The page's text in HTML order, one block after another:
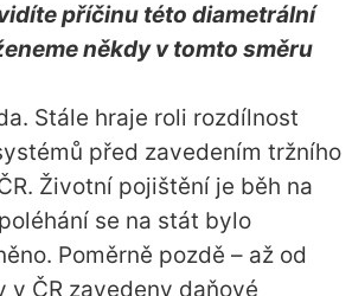
příčinu této diametrální
někdy v tomto směru
Stále hraje roli rozdílnost
před zavedením tržního
Životní pojištění je běh na
se na stát bylo
Poměrně pozdě – až od
v ČR zavedeny daňové